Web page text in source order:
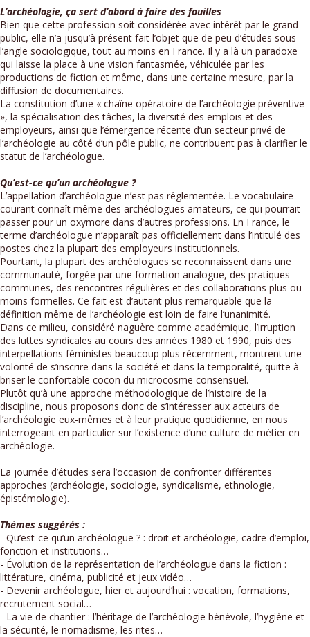
L’archéologie, ça sert d’abord à faire des fouilles
Bien que cette profession soit considérée avec intérêt par le grand
public, elle n’a jusqu’à présent fait l’objet que de peu d’études sous
l’angle sociologique, tout au moins en France. Il y a là un paradoxe
qui laisse la place à une vision fantasmée, véhiculée par les
productions de fiction et même, dans une certaine mesure, par la
diffusion de documentaires.
La constitution d’une « chaîne opératoire de l’archéologie préventive
», la spécialisation des tâches, la diversité des emplois et des
employeurs, ainsi que l’émergence récente d’un secteur privé de
l’archéologie au côté d’un pôle public, ne contribuent pas à clarifier le
statut de l’archéologue.
Qu’est-ce qu’un archéologue ?
L’appellation d’archéologue n’est pas réglementée. Le vocabulaire
courant connaît même des archéologues amateurs, ce qui pourrait
passer pour un oxymore dans d’autres professions. En France, le
terme d’archéologue n’apparaît pas officiellement dans l’intitulé des
postes chez la plupart des employeurs institutionnels.
Pourtant, la plupart des archéologues se reconnaissent dans une
communauté, forgée par une formation analogue, des pratiques
communes, des rencontres régulières et des collaborations plus ou
moins formelles. Ce fait est d’autant plus remarquable que la
définition même de l’archéologie est loin de faire l’unanimité.
Dans ce milieu, considéré naguère comme académique, l’irruption
des luttes syndicales au cours des années 1980 et 1990, puis des
interpellations féministes beaucoup plus récemment, montrent une
volonté de s’inscrire dans la société et dans la temporalité, quitte à
briser le confortable cocon du microcosme consensuel.
Plutôt qu’à une approche méthodologique de l’histoire de la
discipline, nous proposons donc de s’intéresser aux acteurs de
l’archéologie eux-mêmes et à leur pratique quotidienne, en nous
interrogeant en particulier sur l’existence d’une culture de métier en
archéologie.
La journée d’études sera l’occasion de confronter différentes
approches (archéologie, sociologie, syndicalisme, ethnologie,
épistémologie).
Thèmes suggérés :
- Qu’est-ce qu’un archéologue ? : droit et archéologie, cadre d’emploi,
fonction et institutions…
- Évolution de la représentation de l’archéologue dans la fiction :
littérature, cinéma, publicité et jeux vidéo…
- Devenir archéologue, hier et aujourd’hui : vocation, formations,
recrutement social…
- La vie de chantier : l’héritage de l’archéologie bénévole, l’hygiène et
la sécurité, le nomadisme, les rites…